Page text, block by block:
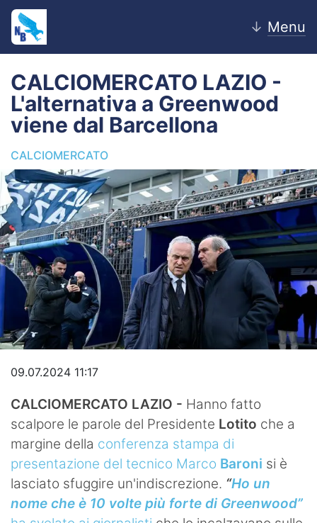
↓ Menu
Home
News
Editoriale
Pagelle
Settore Giovanile
Lazio Women
Calciomercato
Video
CALCIOMERCATO LAZIO -
L'alternativa a Greenwood
viene dal Barcellona
CALCIOMERCATO
09.07.2024 11:17
CALCIOMERCATO LAZIO - Hanno fatto
scalpore le parole del Presidente Lotito che a
margine della conferenza stampa di
presentazione del tecnico Marco Baroni si è
lasciato sfuggire un'indiscrezione. “Ho un
nome che è 10 volte più forte di Greenwood”